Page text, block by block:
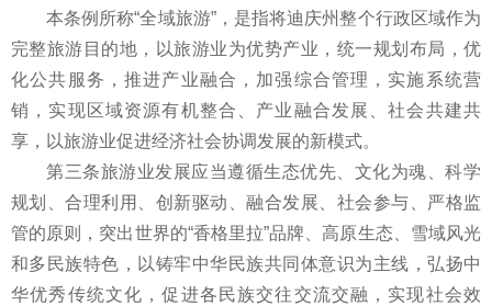
本条例所称“全域旅游”，是指将迪庆州整个行政区域作为
完整旅游目的地，以旅游业为优势产业，统一规划布局，优
化公共服务，推进产业融合，加强综合管理，实施系统营
销，实现区域资源有机整合、产业融合发展、社会共建共
享，以旅游业促进经济社会协调发展的新模式。
第三条旅游业发展应当遵循生态优先、文化为魂、科学
规划、合理利用、创新驱动、融合发展、社会参与、严格监
管的原则，突出世界的“香格里拉”品牌、高原生态、雪域风光
和多民族特色，以铸牢中华民族共同体意识为主线，弘扬中
华优秀传统文化，促进各民族交往交流交融，实现社会效